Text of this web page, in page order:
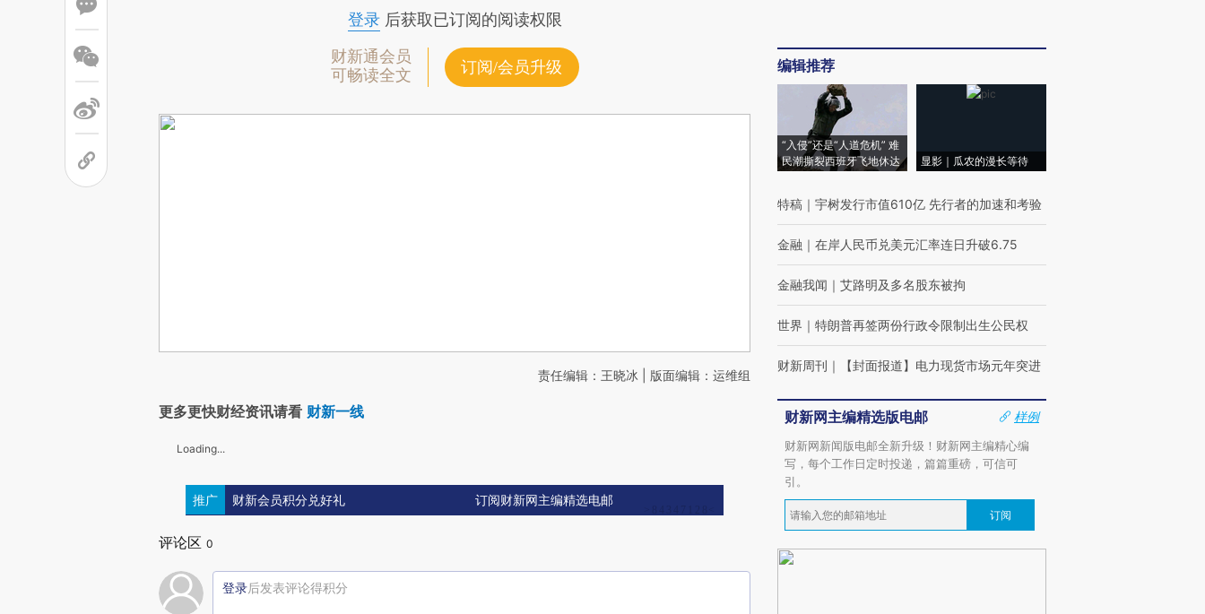
登录后获取已订阅的阅读权限
财新通会员
可畅读全文
订阅/会员升级
责任编辑：王晓冰 | 版面编辑：运维组
更多更快财经资讯请看 财新一线
Loading...
推广 财新会员积分兑好礼 订阅财新网主编精选电邮
评论区 0
登录后发表评论得积分
编辑推荐
“入侵”还是“人道危机” 难
民潮撕裂西班牙飞地休达
显影｜瓜农的漫长等待
特稿 ｜ 宇树发行市值610亿 先行者的加速和考验
金融 ｜ 在岸人民币兑美元汇率连日升破6.75
金融我闻 ｜ 艾路明及多名股东被拘
世界 ｜ 特朗普再签两份行政令限制出生公民权
财新周刊 ｜ 【封面报道】电力现货市场元年突进
财新网主编精选版电邮
样例
财新网新闻版电邮全新升级！财新网主编精心编
写，每个工作日定时投递，篇篇重磅，可信可
引。
订阅